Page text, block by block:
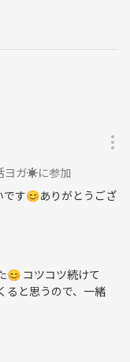
ヨガ☀️に参加
です😊ありがとうござ
😊 コツコツ続けて
ると思うので、一緒